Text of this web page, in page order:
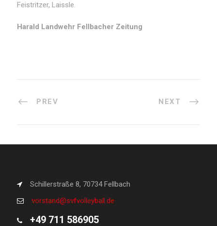
Feistritzer, Laissle.
Harald Landwehr Fellbacher Zeitung
PREV NEXT
Schillerstraße 8, 70734 Fellbach
vorstand@svfvolleyball.de
+49 711 586905